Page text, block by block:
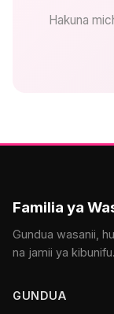
Hakuna
Familia ya
Gundua wasanii,
na jamii ya kibunifu.
GUNDUA